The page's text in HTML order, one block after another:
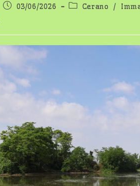
Articolo
03/06/2026
Categoria
Cerano /